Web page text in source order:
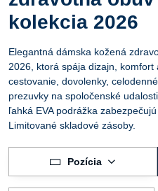
kolekcia 2026
Elegantná dámska kožená
2026, ktorá spája dizajn,
cestovanie, dovolenky,
prezuvky na spoločenské
ľahká EVA podrážka
Limitované skladové zásoby.
Pozícia